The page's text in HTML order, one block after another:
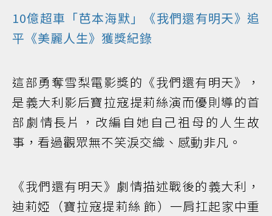
10億超車「芭本海默」《我們還有明天》追
平《美麗人生》獲獎紀錄
這部勇奪雪梨電影獎的《我們還有明天》，
是義大利影后寶拉寇提莉絲演而優則導的首
部劇情長片，改編自她自己祖母的人生故
事，看過觀眾無不笑淚交織、感動非凡。
《我們還有明天》劇情描述戰後的義大利，
迪莉婭（寶拉寇提莉絲 飾）一肩扛起家中重